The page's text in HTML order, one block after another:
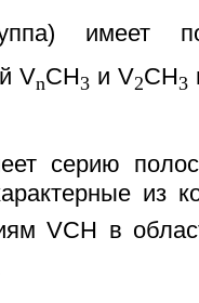
имеет
VnCH 3 и V2CH 3
серию
из
VCH в